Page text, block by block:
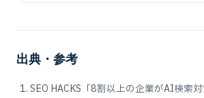
出典・参考
SEO HACKS「8割以上の企業がAI検索